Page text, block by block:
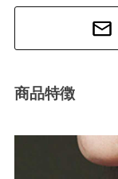
商品特徴